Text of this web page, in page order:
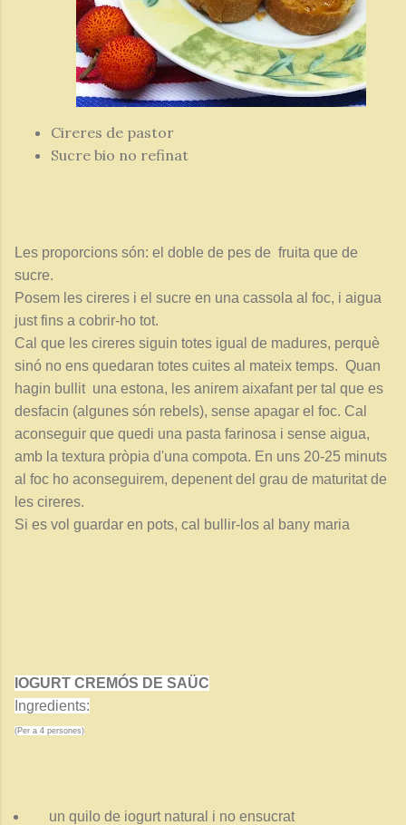
Cireres de pastor
Sucre bio no refinat
Les proporcions són: el doble de pes de fruita que de
sucre.
Posem les cireres i el sucre en una cassola al foc, i aigua
just fins a cobrir-ho tot.
Cal que les cireres siguin totes igual de madures, perquè
sinó no ens quedaran totes cuites al mateix temps. Quan
hagin bullit una estona, les anirem aixafant per tal que es
desfacin (algunes són rebels), sense apagar el foc. Cal
aconseguir que quedi una pasta farinosa i sense aigua,
amb la textura pròpia d'una compota. En uns 20-25 minuts
al foc ho aconseguirem, depenent del grau de maturitat de
les cireres.
Si es vol guardar en pots, cal bullir-los al bany maria
IOGURT CREMÓS DE SAÜC
Ingredients:
(Per a 4 persones)
un quilo de iogurt natural i no ensucrat